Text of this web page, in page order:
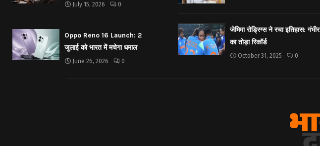
July 15, 2026 0
Oppo Reno 16 Launch: 2
जुलाई को भारत में मचेगा धमाल
June 26, 2026 0
जेमिमा रोड्रिग्स ने रचा इतिहास: गंभीर
का तोड़ा रिकॉर्ड
October 31, 2025 0